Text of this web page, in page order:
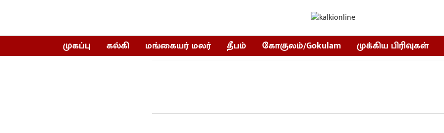
முகப்பு கல்கி மங்கையர் மலர் தீபம் கோகுலம்/Gokulam முக்கிய பிரிவுகள்